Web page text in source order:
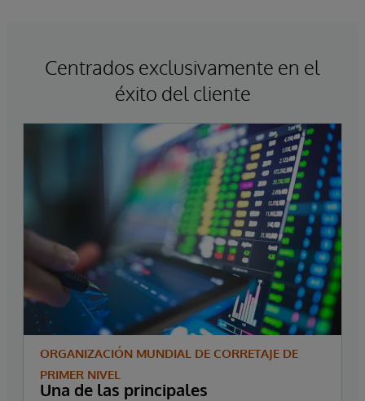
Centrados exclusivamente en el
éxito del cliente
ORGANIZACIÓN MUNDIAL DE CORRETAJE DE
PRIMER NIVEL
Una de las principales